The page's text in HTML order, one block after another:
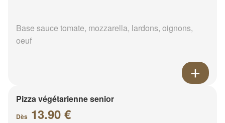
Base sauce tomate, mozzarella, lardons, oignons,
oeuf
Pizza végétarienne senior
Dès 13.90 €